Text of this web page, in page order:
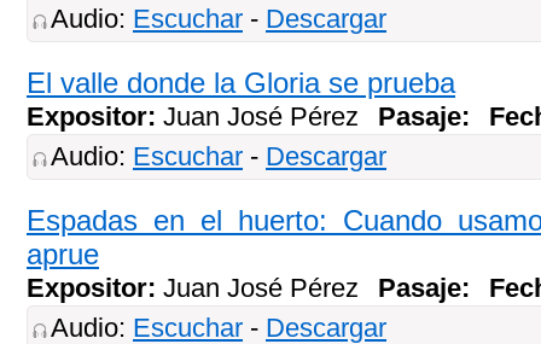
Audio: Escuchar - Descargar
El valle donde la Gloria se prueba
Expositor: Juan José Pérez Pasaje:
Audio: Escuchar - Descargar
Espadas en el huerto: Cuando
aprue
Expositor: Juan José Pérez Pasaje:
Audio: Escuchar - Descargar